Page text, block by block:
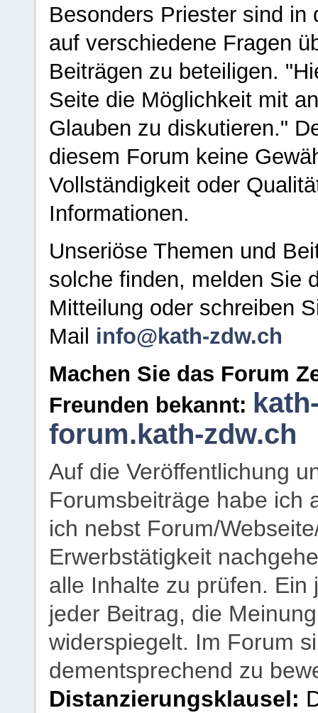
Besonders Priester sind in
auf verschiedene Fragen
Beiträgen zu beteiligen.
Seite die Möglichkeit mit
Glauben zu diskutieren."
diesem Forum keine
Vollständigkeit oder
Informationen.
Unseriöse Themen und
solche finden, melden Sie
Mitteilung oder schreiben
Mail info@kath-zdw.ch
Machen Sie das Forum
Freunden bekannt:
forum.kath-zdw.ch
Auf die Veröffentlichung
Forumsbeiträge habe ich
ich nebst Forum/
Erwerbstätigkeit
alle Inhalte zu prüfen.
jeder Beitrag, die
widerspiegelt. Im Forum
dementsprechend zu
Distanzierungsklausel: